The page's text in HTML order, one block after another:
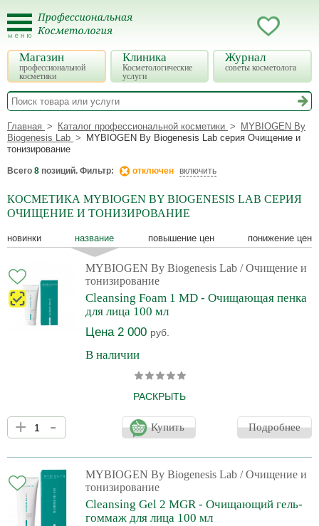
Магазин
профессиональной
косметики
Клиника
Косметологические
услуги
Журнал
советы косметолога
Главная Каталог профессиональной косметики
MYBIOGEN By
Biogenesis Lab
MYBIOGEN By Biogenesis Lab серия Очищение и
тонизирование
Всего 8 позиций. Фильтр: отключен включить
КОСМЕТИКА MYBIOGEN BY BIOGENESIS LAB СЕРИЯ
ОЧИЩЕНИЕ И ТОНИЗИРОВАНИЕ
новинки название повышение цен понижение цен
MYBIOGEN By Biogenesis Lab / Очищение и
тонизирование
Cleansing Foam 1 MD - Очищающая пенка
для лица 100 мл
Цена 2 000 руб.
В наличии
РАСКРЫТЬ
Три формы гиалуроновой кислоты, 22 растительных экстракта,
бережное очищение кожи. Бессульфатная крем-пенка для
очищения кожи. Прекрасно удаляет излишки себума, макияж,
полноценное увлажнение кожи. Для любого типа кожи.
Использовать утром и/или вечером. Идеально подходит для
ежедневного удаления макияжа (включая область вокруг глаз).
Готовит кожу к дальнейшему нанесению косметических средств.
+ - Купить Подробнее
MYBIOGEN By Biogenesis Lab / Очищение и
тонизирование
Cleansing Gel 2 MGR - Очищающий гель-
гоммаж для лица 100 мл